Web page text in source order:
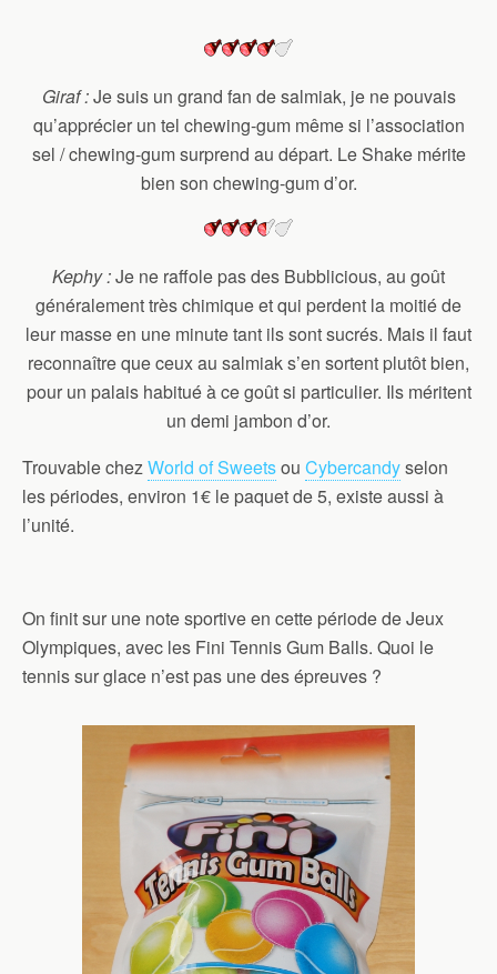
Giraf :Je suis un grand fan de salmiak, je ne pouvais
qu’apprécier un tel chewing-gum même si l’association
sel / chewing-gum surprend au départ. Le Shake mérite
bien son chewing-gum d’or.
Kephy :Je ne raffole pas des Bubblicious, au goût
généralement très chimique et qui perdent la moitié de
leur masse en une minute tant ils sont sucrés. Mais il faut
reconnaître que ceux au salmiak s’en sortent plutôt bien,
pour un palais habitué à ce goût si particulier. Ils méritent
un demi jambon d’or.
Trouvable chezWorld of Sweetsou Cybercandyselon
les périodes, environ 1€ le paquet de 5, existe aussi à
l’unité.
On finit sur une note sportive en cette période de Jeux
Olympiques, avec les Fini Tennis Gum Balls. Quoi le
tennis sur glace n’est pas une des épreuves ?